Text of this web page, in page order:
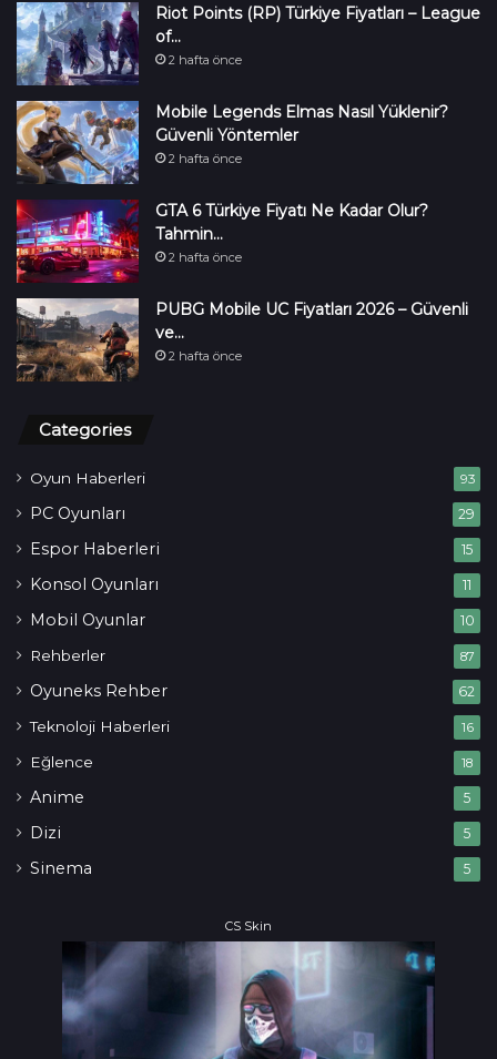
Riot Points (RP) Türkiye Fiyatları – League
of…
2 hafta önce
Mobile Legends Elmas Nasıl Yüklenir?
Güvenli Yöntemler
2 hafta önce
GTA 6 Türkiye Fiyatı Ne Kadar Olur?
Tahmin…
2 hafta önce
PUBG Mobile UC Fiyatları 2026 – Güvenli
ve…
2 hafta önce
Categories
Oyun Haberleri 93
PC Oyunları 29
Espor Haberleri 15
Konsol Oyunları 11
Mobil Oyunlar 10
Rehberler 87
Oyuneks Rehber 62
Teknoloji Haberleri 16
Eğlence 18
Anime 5
Dizi 5
Sinema 5
CS Skin